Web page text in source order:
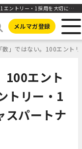
採用は「数」ではない。100エントリー・1採用から、1エントリー・1採用を大切に｜プレシャスパートナーズ矢野｜HR NOTE
メルマガ登録
数」ではない。100エント
100エント
トリー・1
スパートナ